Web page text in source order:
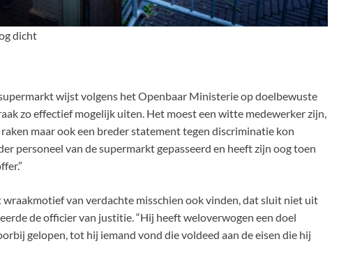
dicht
wijst volgens het Openbaar Ministerie op doelbewuste
zo effectief mogelijk uiten. Het moest een witte medewerker zijn,
maar ook een breder statement tegen discriminatie kon
personeel van de supermarkt gepasseerd en heeft zijn oog toen
van verdachte misschien ook vinden, dat sluit niet uit
de officier van justitie. “Hij heeft weloverwogen een doel
gelopen, tot hij iemand vond die voldeed aan de eisen die hij